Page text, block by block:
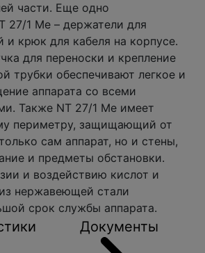
части. Еще одно
27/1 Me – держатели для
и крюк для кабеля на корпусе.
для переноски и крепление
трубки обеспечивают легкое и
аппарата со всеми
Также NT 27/1 Me имеет
периметру, защищающий от
сам аппарат, но и стены,
и предметы обстановки.
и воздействию кислот и
нержавеющей стали
срок службы аппарата.
Документы